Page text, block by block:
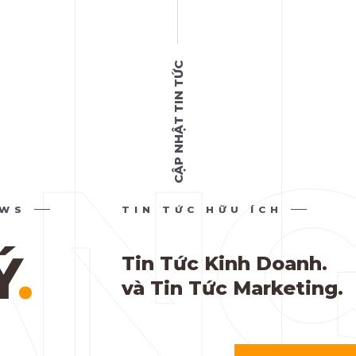
CẬP NHẬT TIN TỨC
.
TIN TỨC HỮU ÍCH
Tin Tức Kinh Doanh.
và Tin Tức Marketing.